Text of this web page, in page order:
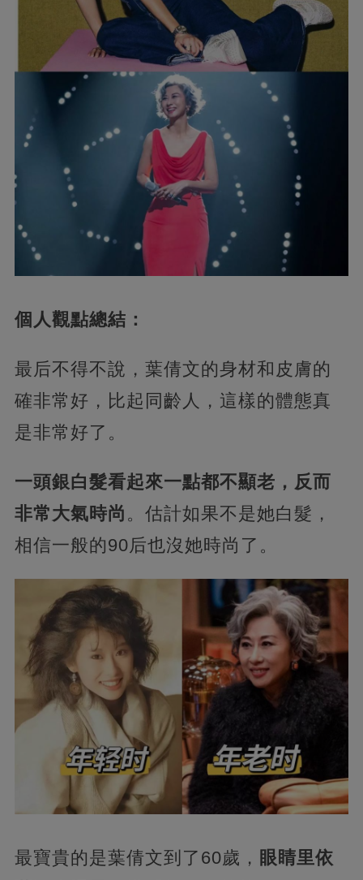
個人觀點總結：
最后不得不說，葉倩文的身材和皮膚的
確非常好，比起同齡人，這樣的體態真
是非常好了。
一頭銀白髮看起來一點都不顯老，反而
非常大氣時尚 。估計如果不是她白髮，
相信一般的90后也沒她時尚了。
最寶貴的是葉倩文到了60歲， 眼睛里依